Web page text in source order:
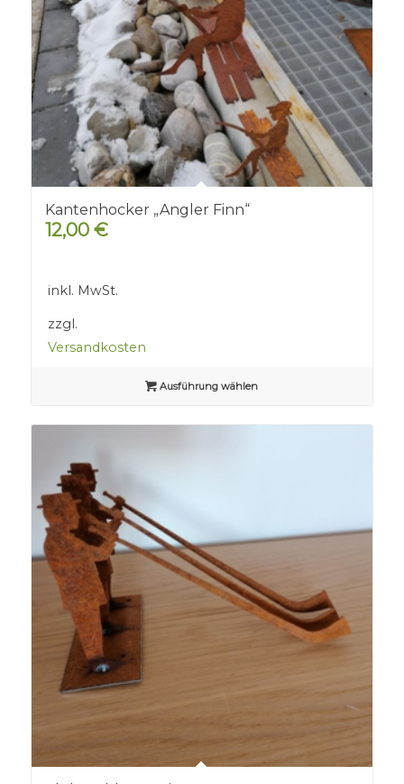
Kantenhocker „Angler Finn“
12,00 €
inkl. MwSt.
zzgl.
Versandkosten
Ausführung wählen